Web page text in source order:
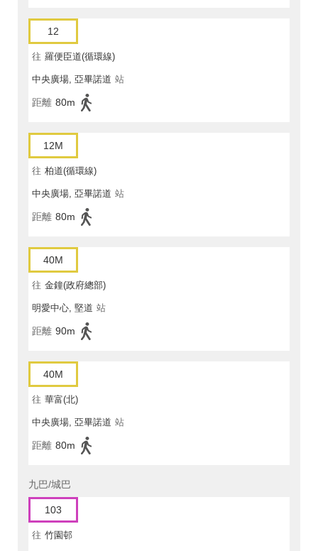
12
往 羅便臣道(循環線)
中央廣場, 亞畢諾道 站
距離 80m
12M
往 柏道(循環線)
中央廣場, 亞畢諾道 站
距離 80m
40M
往 金鐘(政府總部)
明愛中心, 堅道 站
距離 90m
40M
往 華富(北)
中央廣場, 亞畢諾道 站
距離 80m
九巴/城巴
103
往 竹園邨